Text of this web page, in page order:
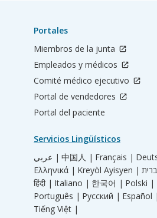
Portales
Miembros de la junta
Empleados y médicos
Comité médico ejecutivo
Portal de vendedores
Portal del paciente
Servicios Lingüísticos
عربي | 中国人 | Français |
Ελληνικά | Kreyòl Ayisyen |
हिंदी | Italiano | 한국어 | Polski |
Português | Русский | Español |
Tiếng Việt |